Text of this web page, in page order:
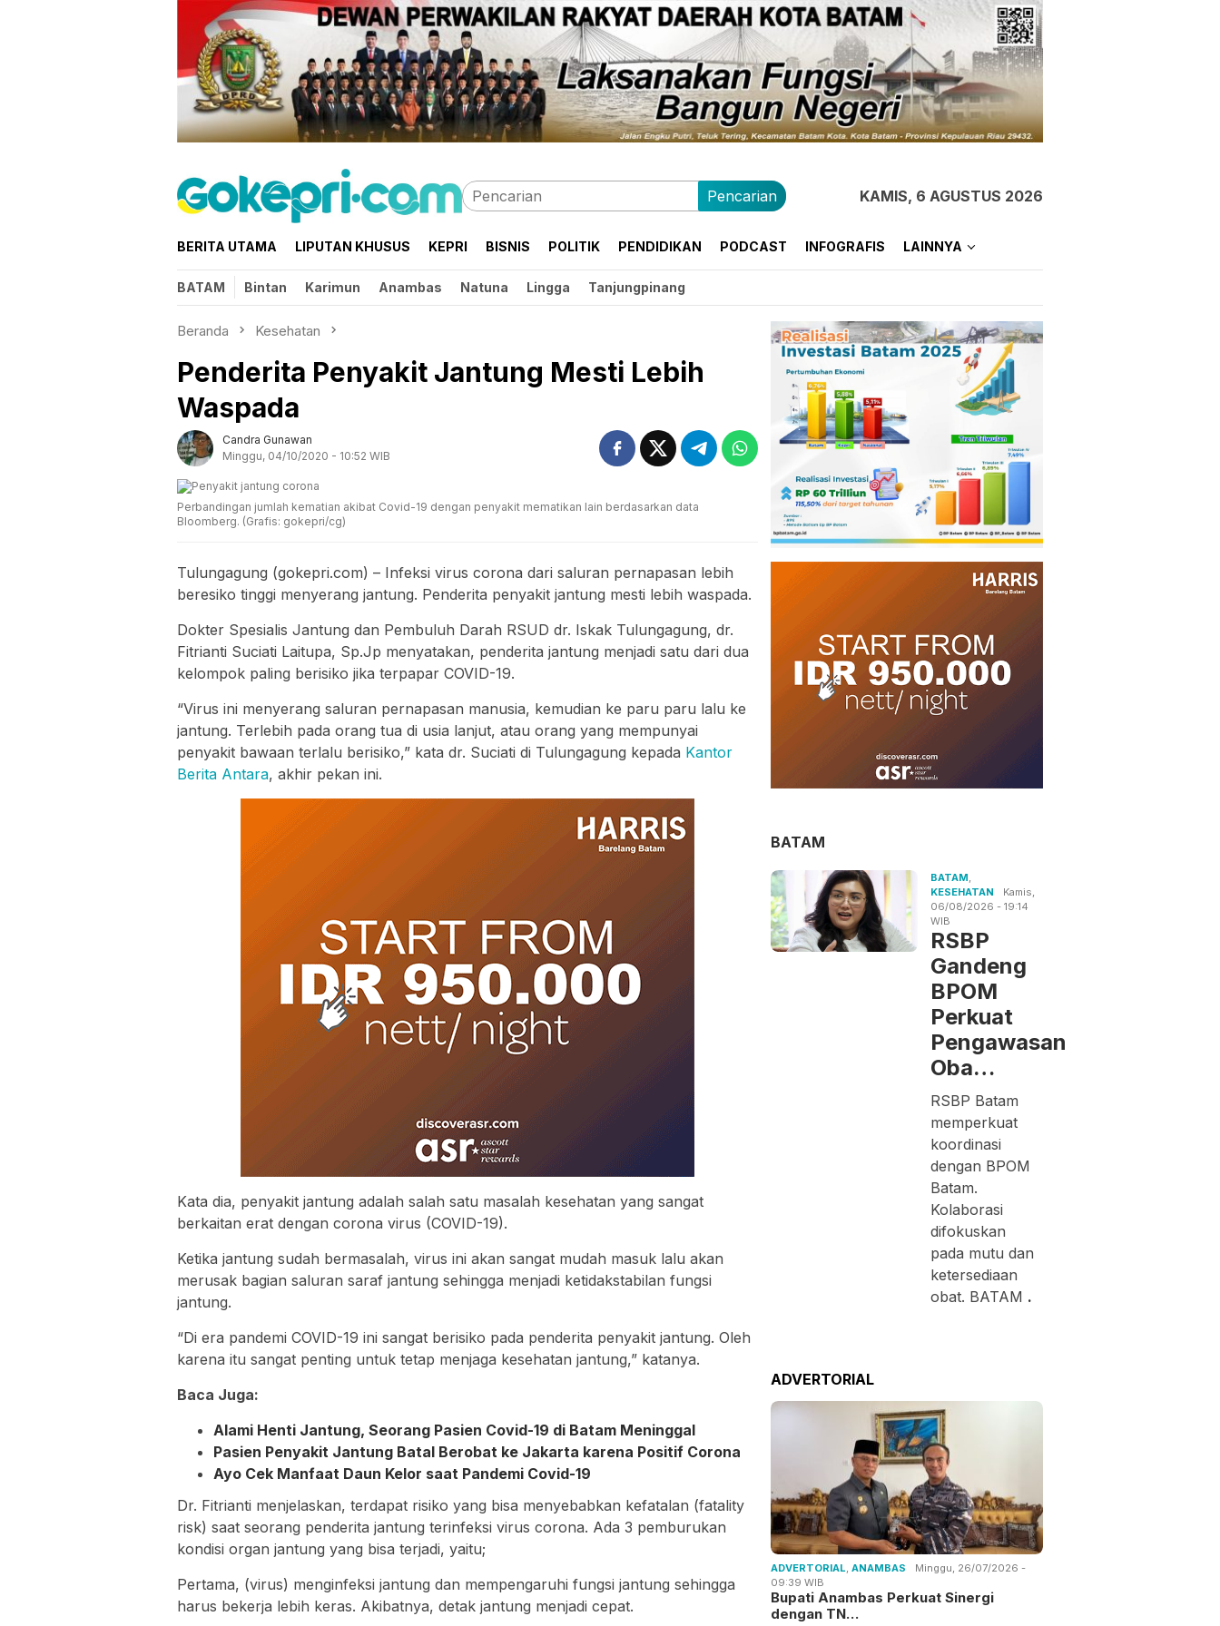
Pencarian KAMIS, 6 AGUSTUS 2026
BERITA UTAMA LIPUTAN KHUSUS KEPRI BISNIS POLITIK PENDIDIKAN PODCAST INFOGRAFIS LAINNYA
BATAM Bintan Karimun Anambas Natuna Lingga Tanjungpinang
Beranda Kesehatan
Penderita Penyakit Jantung Mesti Lebih
Waspada
Candra Gunawan
Minggu, 04/10/2020 - 10:52 WIB
Perbandingan jumlah kematian akibat Covid-19 dengan penyakit mematikan lain berdasarkan data
Bloomberg. (Grafis: gokepri/cg)
Tulungagung (gokepri.com) – Infeksi virus corona dari saluran pernapasan lebih
beresiko tinggi menyerang jantung. Penderita penyakit jantung mesti lebih waspada.
Dokter Spesialis Jantung dan Pembuluh Darah RSUD dr. Iskak Tulungagung, dr.
Fitrianti Suciati Laitupa, Sp.Jp menyatakan, penderita jantung menjadi satu dari dua
kelompok paling berisiko jika terpapar COVID-19.
“Virus ini menyerang saluran pernapasan manusia, kemudian ke paru paru lalu ke
jantung. Terlebih pada orang tua di usia lanjut, atau orang yang mempunyai
penyakit bawaan terlalu berisiko,” kata dr. Suciati di Tulungagung kepada Kantor
Berita Antara, akhir pekan ini.
Kata dia, penyakit jantung adalah salah satu masalah kesehatan yang sangat
berkaitan erat dengan corona virus (COVID-19).
Ketika jantung sudah bermasalah, virus ini akan sangat mudah masuk lalu akan
merusak bagian saluran saraf jantung sehingga menjadi ketidakstabilan fungsi
jantung.
“Di era pandemi COVID-19 ini sangat berisiko pada penderita penyakit jantung. Oleh
karena itu sangat penting untuk tetap menjaga kesehatan jantung,” katanya.
Baca Juga:
Alami Henti Jantung, Seorang Pasien Covid-19 di Batam Meninggal
Pasien Penyakit Jantung Batal Berobat ke Jakarta karena Positif Corona
Ayo Cek Manfaat Daun Kelor saat Pandemi Covid-19
Dr. Fitrianti menjelaskan, terdapat risiko yang bisa menyebabkan kefatalan (fatality
risk) saat seorang penderita jantung terinfeksi virus corona. Ada 3 pemburukan
kondisi organ jantung yang bisa terjadi, yaitu;
Pertama, (virus) menginfeksi jantung dan mempengaruhi fungsi jantung sehingga
harus bekerja lebih keras. Akibatnya, detak jantung menjadi cepat.
BATAM
BATAM
KESEHATAN
Kamis,
06/08/2026 - 19:14
WIB
RSBP
Gandeng
BPOM
Perkuat
Pengawasan
Oba…
RSBP Batam
memperkuat
koordinasi
dengan BPOM
Batam.
Kolaborasi
difokuskan
pada mutu dan
ketersediaan
obat. BATAM .
ADVERTORIAL
ADVERTORIAL,ANAMBAS
Minggu, 26/07/2026 -
09:39 WIB
Bupati Anambas Perkuat Sinergi
dengan TN…